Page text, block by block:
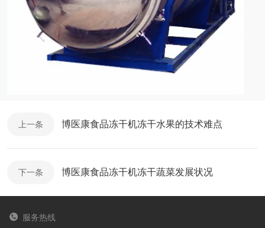
上一条 博医康食品冻干机冻干水果的技术难点
下一条 博医康食品冻干机冻干蔬菜发展状况
服务热线